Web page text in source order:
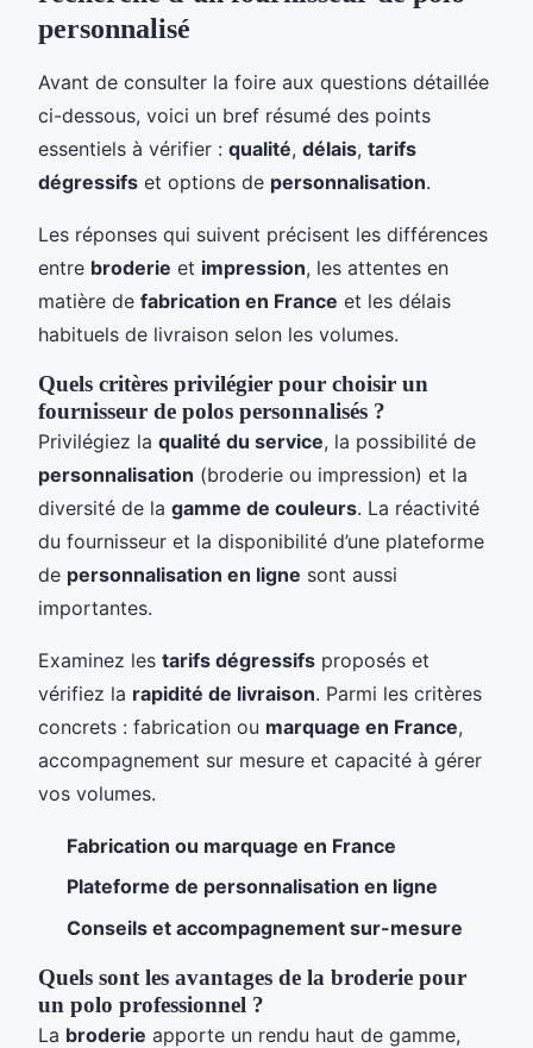
personnalisé
Avant de consulter la foire aux questions détaillée
ci-dessous, voici un bref résumé des points
essentiels à vérifier : qualité, délais, tarifs
dégressifs et options de personnalisation.
Les réponses qui suivent précisent les différences
entre broderie et impression, les attentes en
matière de fabrication en France et les délais
habituels de livraison selon les volumes.
Quels critères privilégier pour choisir un
fournisseur de polos personnalisés ?
Privilégiez la qualité du service, la possibilité de
personnalisation (broderie ou impression) et la
diversité de la gamme de couleurs. La réactivité
du fournisseur et la disponibilité d’une plateforme
de personnalisation en ligne sont aussi
importantes.
Examinez les tarifs dégressifs proposés et
vérifiez la rapidité de livraison. Parmi les critères
concrets : fabrication ou marquage en France,
accompagnement sur mesure et capacité à gérer
vos volumes.
Fabrication ou marquage en France
Plateforme de personnalisation en ligne
Conseils et accompagnement sur-mesure
Quels sont les avantages de la broderie pour
un polo professionnel ?
La broderie apporte un rendu haut de gamme,